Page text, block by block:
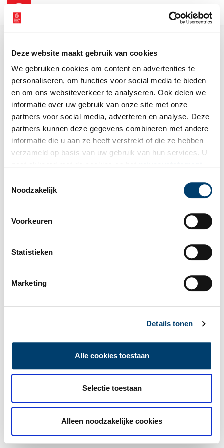
Deze website maakt gebruik van cookies
We gebruiken cookies om content en advertenties te
personaliseren, om functies voor social media te bieden
en om ons websiteverkeer te analyseren. Ook delen we
informatie over uw gebruik van onze site met onze
partners voor social media, adverteren en analyse. Deze
partners kunnen deze gegevens combineren met andere
informatie die u aan ze heeft verstrekt of die ze hebben
verzameld op basis van uw gebruik van hun services. U
Noodzakelijk
Voorkeuren
Statistieken
Marketing
Details tonen
Alle cookies toestaan
Selectie toestaan
Alleen noodzakelijke cookies